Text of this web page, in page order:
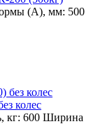
(А), мм: 500
колес
кг: 600 Ширина